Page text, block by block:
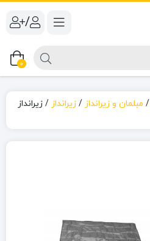
/
0
/ مبلمان و زیرانداز / زیرانداز / زیرانداز